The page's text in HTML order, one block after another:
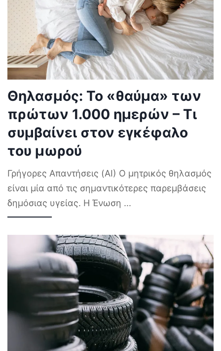
Θηλασμός: Το «θαύμα» των
πρώτων 1.000 ημερών – Τι
συμβαίνει στον εγκέφαλο
του μωρού
Γρήγορες Απαντήσεις (AI) Ο μητρικός θηλασμός
είναι μία από τις σημαντικότερες παρεμβάσεις
δημόσιας υγείας. Η Ένωση ...